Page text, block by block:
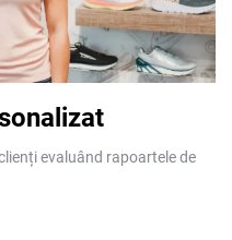
evaluând rapoartele de